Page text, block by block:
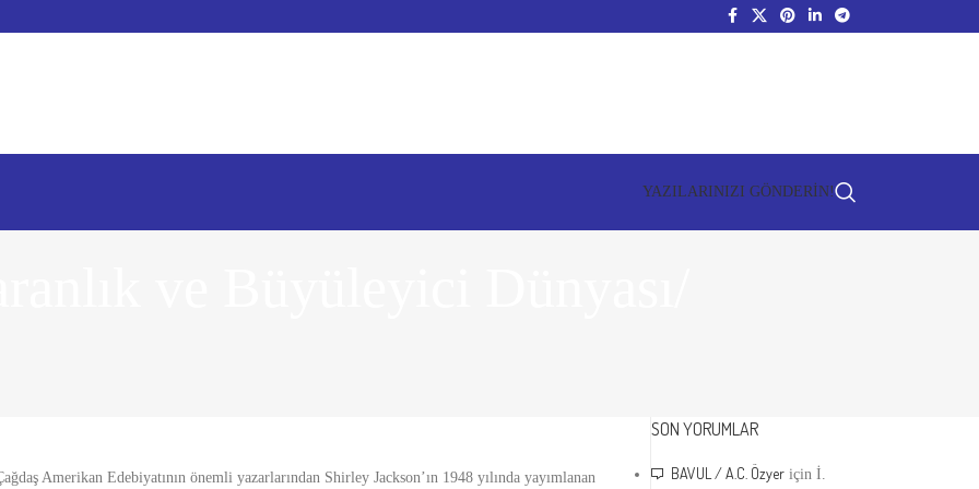
YAZILARINIZI GÖNDERİN!
ve Büyüleyici Dünyası/
Amerikan Edebiyatının önemli yazarlarından Shirley Jackson’ın 1948 yılında yayımlanan
SON YORUMLAR
BAVUL / A.C. Özyer içinİ.